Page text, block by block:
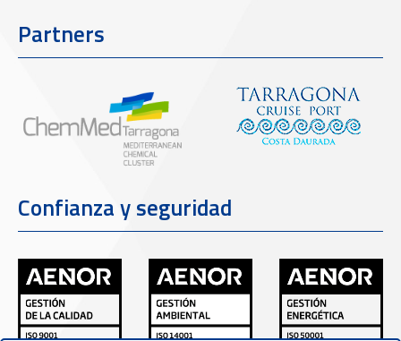
Partners
Confianza y seguridad